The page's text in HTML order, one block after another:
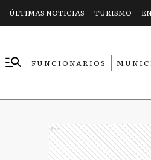
ÚLTIMAS NOTICIAS TURISMO
FUNCIONARIOS
Ads